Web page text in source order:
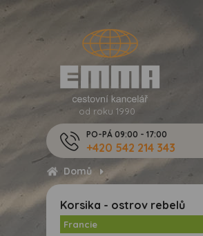
od roku 1990
PO-PÁ 09:00 - 17:00
+420 542 214 343
Domů
Korsika - ostrov rebelů
Francie